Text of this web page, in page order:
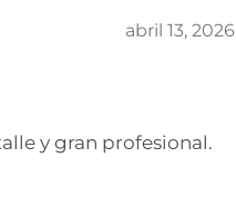
abril 13, 2026
y gran profesional.